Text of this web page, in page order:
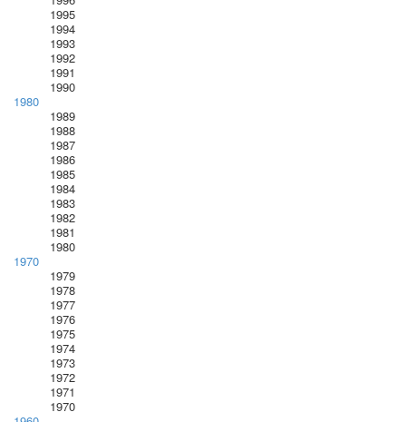
1995
1994
1993
1992
1991
1990
1980
1989
1988
1987
1986
1985
1984
1983
1982
1981
1980
1970
1979
1978
1977
1976
1975
1974
1973
1972
1971
1970